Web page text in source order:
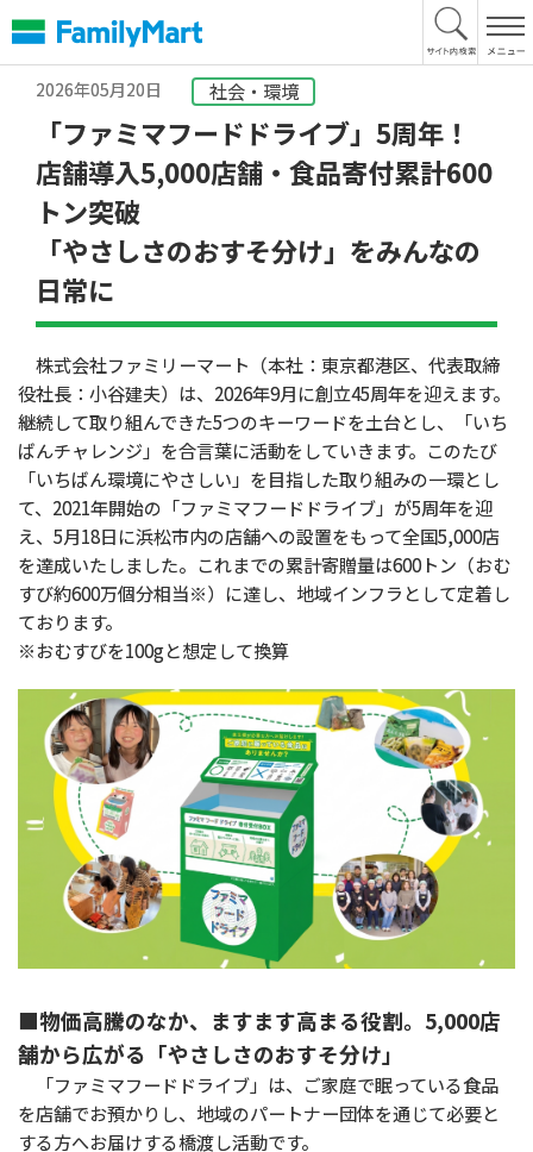
文
へ
2026年05月20日
社会・環境
「ファミマフードドライブ」5周年！
店舗導入5,000店舗・食品寄付累計600
トン突破
「やさしさのおすそ分け」をみんなの
日常に
株式会社ファミリーマート（本社：東京都港区、代表取締
役社長：小谷建夫）は、2026年9月に創立45周年を迎えます。
継続して取り組んできた5つのキーワードを土台とし、「いち
ばんチャレンジ」を合言葉に活動をしていきます。このたび
「いちばん環境にやさしい」を目指した取り組みの一環とし
て、2021年開始の「ファミマフードドライブ」が5周年を迎
え、5月18日に浜松市内の店舗への設置をもって全国5,000店
を達成いたしました。これまでの累計寄贈量は600トン（おむ
すび約600万個分相当※）に達し、地域インフラとして定着し
ております。
※おむすびを100gと想定して換算
■物価高騰のなか、ますます高まる役割。5,000店
舗から広がる「やさしさのおすそ分け」
「ファミマフードドライブ」は、ご家庭で眠っている食品
を店舗でお預かりし、地域のパートナー団体を通じて必要と
する方へお届けする橋渡し活動です。